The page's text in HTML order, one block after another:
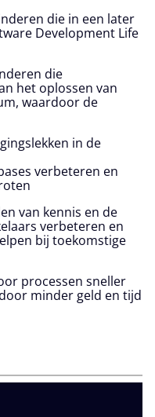
die in een later
Development Life
die
het oplossen van
waardoor de
in de
verbeteren en
van kennis en de
verbeteren en
bij toekomstige
processen sneller
minder geld en tijd